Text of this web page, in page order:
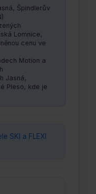
Špindlerův
Lomnice,
cenu ve
Motion a
Jasná,
Pleso, kde je
SKI a FLEXI